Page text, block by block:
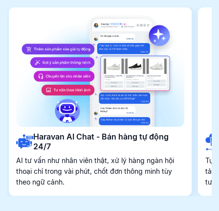
Haravan AI Chat - Bán hàng tự động
24/7
AI tư vấn như nhân viên thật, xử lý hàng ngàn hội
thoại chỉ trong vài phút, chốt đơn thông minh tùy
theo ngữ cảnh.
Tự